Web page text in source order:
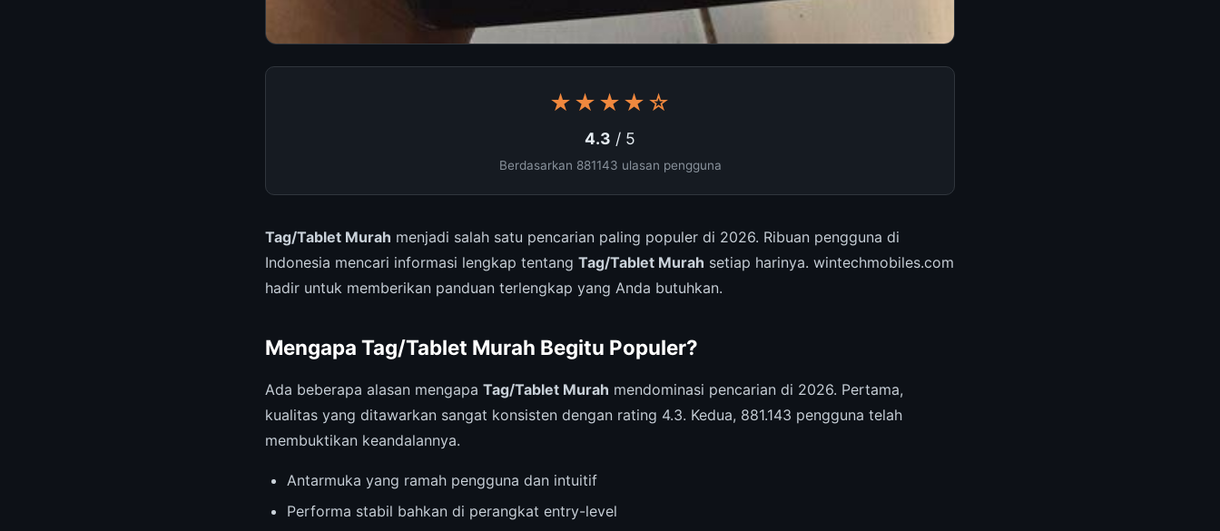
★★★★☆
4.3 / 5
Berdasarkan 881143 ulasan pengguna
Tag/Tablet Murah menjadi salah satu pencarian paling populer di 2026. Ribuan pengguna di
Indonesia mencari informasi lengkap tentang Tag/Tablet Murah setiap harinya. wintechmobiles.com
hadir untuk memberikan panduan terlengkap yang Anda butuhkan.
Mengapa Tag/Tablet Murah Begitu Populer?
Ada beberapa alasan mengapa Tag/Tablet Murah mendominasi pencarian di 2026. Pertama,
kualitas yang ditawarkan sangat konsisten dengan rating 4.3. Kedua, 881.143 pengguna telah
membuktikan keandalannya.
Antarmuka yang ramah pengguna dan intuitif
Performa stabil bahkan di perangkat entry-level